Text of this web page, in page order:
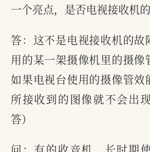
一个亮点，是否电视接收机的
答：这不是电视接收机的
用的某一架摄像机里的摄像
如果电视台使用的摄像管效
所接收到的图像就不会出
答）
问：有的收音机，长时期